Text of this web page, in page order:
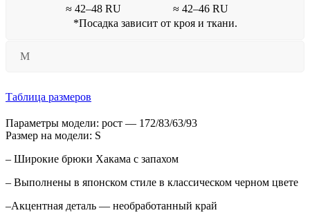
≈ 42–48 RU
≈ 42–46 RU
*Посадка зависит от кроя и ткани.
М
Таблица размеров
Параметры модели: рост — 172/83/63/93
Размер на модели: S
– Широкие брюки Хакама с запахом
– Выполнены в японском стиле в классическом черном цвете
–Акцентная деталь — необработанный край